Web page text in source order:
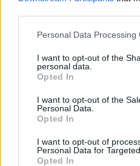
Please note that this website/
not limited to your visit or
grant or deny consent to
use your data for below
consent section.
Personal Data Processing
I want to opt-out of the
personal data.
Opted In
I want to opt-out of the
Personal Data.
Opted In
I want to opt-out of
Personal Data for
Opted In